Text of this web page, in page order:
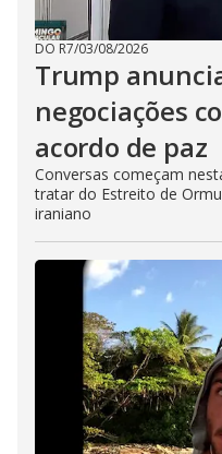
DO R7/03/08/2026
Trump
negociações
acordo de paz
Conversas começam
tratar do Estreito de
iraniano